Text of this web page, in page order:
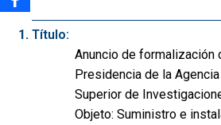
Título:
Anuncio de formalización
Presidencia de la
Superior de
Objeto: Suministro e